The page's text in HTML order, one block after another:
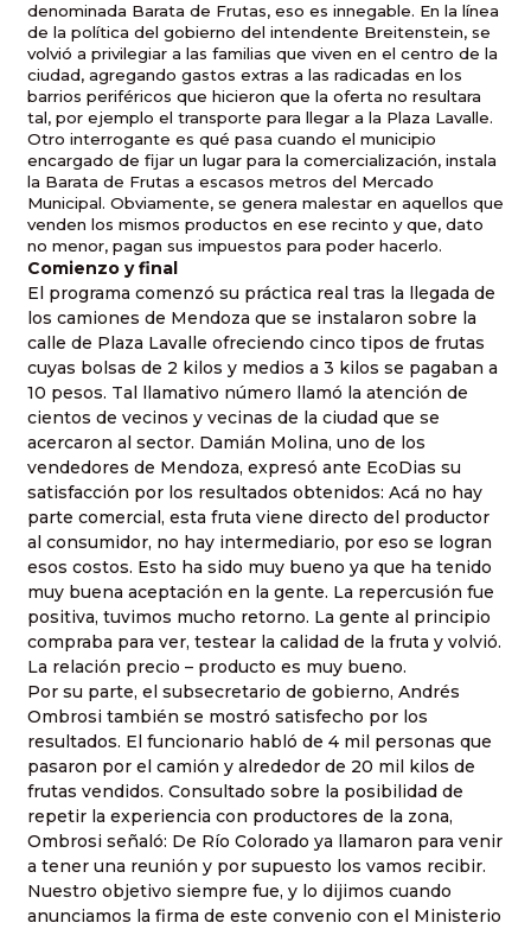
denominada Barata de Frutas, eso es innegable. En la línea
de la política del gobierno del intendente Breitenstein, se
volvió a privilegiar a las familias que viven en el centro de la
ciudad, agregando gastos extras a las radicadas en los
barrios periféricos que hicieron que la oferta no resultara
tal, por ejemplo el transporte para llegar a la Plaza Lavalle.
Otro interrogante es qué pasa cuando el municipio
encargado de fijar un lugar para la comercialización, instala
la Barata de Frutas a escasos metros del Mercado
Municipal. Obviamente, se genera malestar en aquellos que
venden los mismos productos en ese recinto y que, dato
no menor, pagan sus impuestos para poder hacerlo.
Comienzo y final
El programa comenzó su práctica real tras la llegada de
los camiones de Mendoza que se instalaron sobre la
calle de Plaza Lavalle ofreciendo cinco tipos de frutas
cuyas bolsas de 2 kilos y medios a 3 kilos se pagaban a
10 pesos. Tal llamativo número llamó la atención de
cientos de vecinos y vecinas de la ciudad que se
acercaron al sector. Damián Molina, uno de los
vendedores de Mendoza, expresó ante EcoDias su
satisfacción por los resultados obtenidos: Acá no hay
parte comercial, esta fruta viene directo del productor
al consumidor, no hay intermediario, por eso se logran
esos costos. Esto ha sido muy bueno ya que ha tenido
muy buena aceptación en la gente. La repercusión fue
positiva, tuvimos mucho retorno. La gente al principio
compraba para ver, testear la calidad de la fruta y volvió.
La relación precio – producto es muy bueno.
Por su parte, el subsecretario de gobierno, Andrés
Ombrosi también se mostró satisfecho por los
resultados. El funcionario habló de 4 mil personas que
pasaron por el camión y alrededor de 20 mil kilos de
frutas vendidos. Consultado sobre la posibilidad de
repetir la experiencia con productores de la zona,
Ombrosi señaló: De Río Colorado ya llamaron para venir
a tener una reunión y por supuesto los vamos recibir.
Nuestro objetivo siempre fue, y lo dijimos cuando
anunciamos la firma de este convenio con el Ministerio